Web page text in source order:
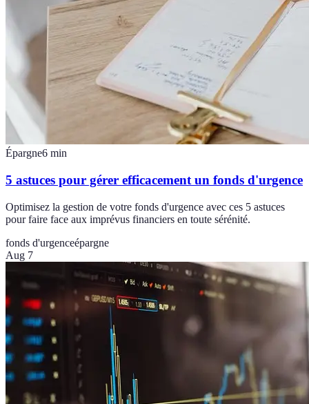
Épargne6 min
5 astuces pour gérer efficacement un fonds d'urgence
Optimisez la gestion de votre fonds d'urgence avec ces 5 astuces
pour faire face aux imprévus financiers en toute sérénité.
fonds d'urgenceépargne
Aug 7